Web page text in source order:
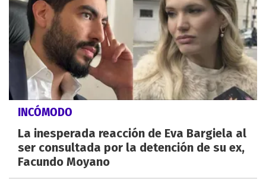
INCÓMODO
La inesperada reacción de Eva Bargiela al
ser consultada por la detención de su ex,
Facundo Moyano